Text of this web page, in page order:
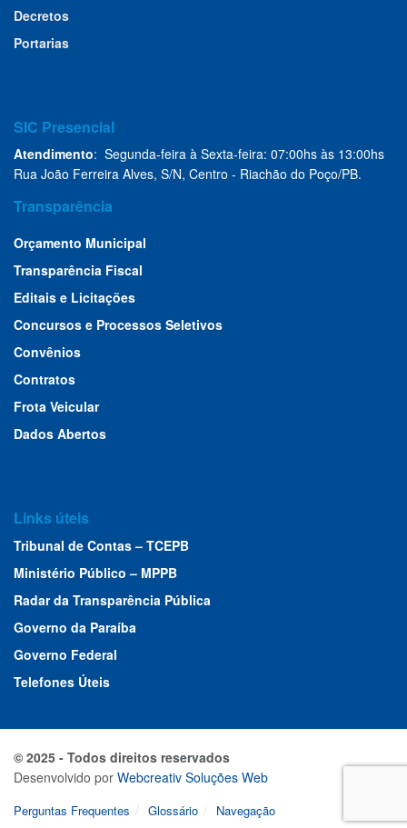
Decretos
Portarias
SIC Presencial
Atendimento: Segunda-feira à Sexta-feira: 07:00hs às 13:00hs
Rua João Ferreira Alves, S/N, Centro - Riachão do Poço/PB.
Transparência
Orçamento Municipal
Transparência Fiscal
Editais e Licitações
Concursos e Processos Seletivos
Convênios
Contratos
Frota Veicular
Dados Abertos
Links úteis
Tribunal de Contas – TCEPB
Ministério Público – MPPB
Radar da Transparência Pública
Governo da Paraíba
Governo Federal
Telefones Úteis
© 2025 - Todos direitos reservados
Desenvolvido por Webcreativ Soluções Web
Perguntas Frequentes Glossário Navegação